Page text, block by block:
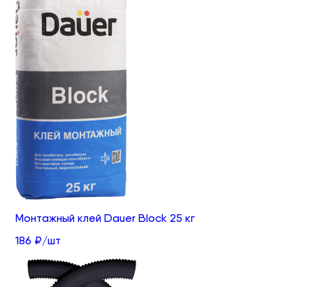
Монтажный клей Dauer Block 25 кг
186 ₽/шт